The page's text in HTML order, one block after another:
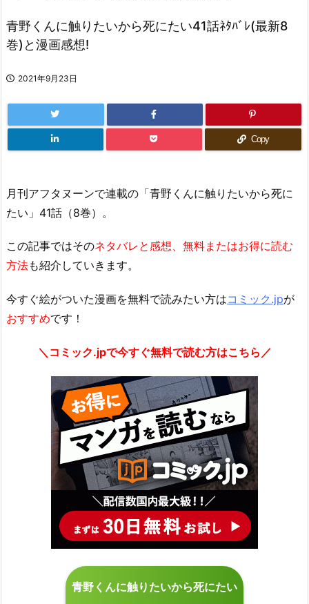
青野くんに触りたいから死にたい41話ﾈﾀﾊﾞﾚ(最新8
巻)と漫画感想!
2021年9月23日
Copy
月刊アフタヌーンで連載の「青野くんに触りたいから死に
たい」41話（8巻）。
この記事ではそのネタバレと感想、無料またはお得に読む
方法も紹介していきます。
今すぐ絵がついた漫画を無料で読みたい方はコミック.jpが
おすすめです！
＼コミック.jpで今すぐ無料で読む方はこちら／
青野くんに触りたいから死にたい